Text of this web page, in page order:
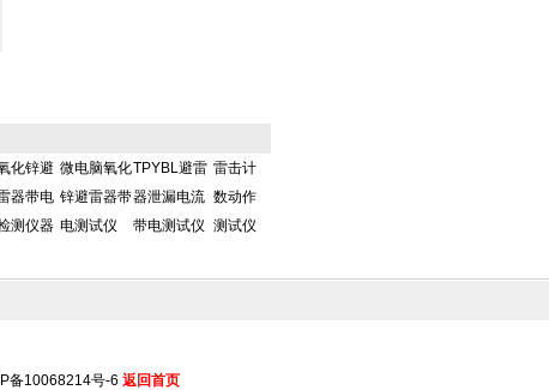
化锌避
器带电
测仪器
微电脑氧化
锌避雷器带
电测试仪
TPYBL避雷
器泄漏电流
带电测试仪
雷击计
数动作
测试仪
备10068214号-6 返回首页